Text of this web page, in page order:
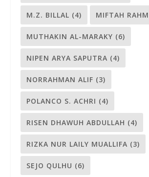
M.Z. BILLAL (4) MIFTAH
MUTHAKIN AL-MARAKY (6)
NIPEN ARYA SAPUTRA (4)
NORRAHMAN ALIF (3)
POLANCO S. ACHRI (4)
RISEN DHAWUH ABDULLAH (4)
RIZKA NUR LAILY MUALLIFA (3)
SEJO QULHU (6)